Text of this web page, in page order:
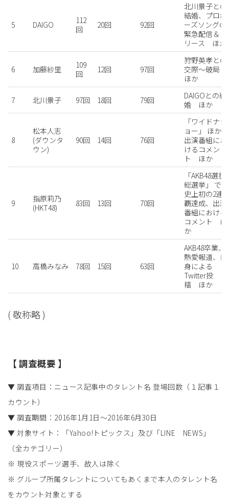
5 DAIGO
112
回
20回 92回
北川景子との
結婚、プロポ
ーズソングの
緊急配信＆リ
リース ほか
6 加藤紗里
109
回
12回 97回
狩野英孝との
交際〜破局
ほか
7 北川景子 97回 18回 79回
DAIGOとの結
婚 ほか
8
松本人志
(ダウンタ
ウン)
90回 14回 76回
「ワイドナシ
ョー」 ほか
出演番組にお
けるコメン
ト ほか
9
指原莉乃
(HKT48)
83回 13回 70回
「AKB48選抜
総選挙」 で
史上初の2連
覇達成、出演
番組における
コメント ほ
か
10 高橋みなみ 78回 15回 63回
AKB48卒業、
熱愛報道、自
身による
Twitter投
稿 ほか
( 敬称略 )
【 調査概要 】
▼ 調査項目：ニュース記事中のタレント名 登場回数（１記事１
カウント）
▼ 調査期間：2016年1月1日～2016年6月30日
▼ 対象サイト：「Yahoo!トピックス」及び「LINE NEWS」
（全カテゴリー）
※ 現役スポーツ選手、故人は除く
※ グループ所属タレントについてもあくまで本人のタレント名
をカウント対象とする